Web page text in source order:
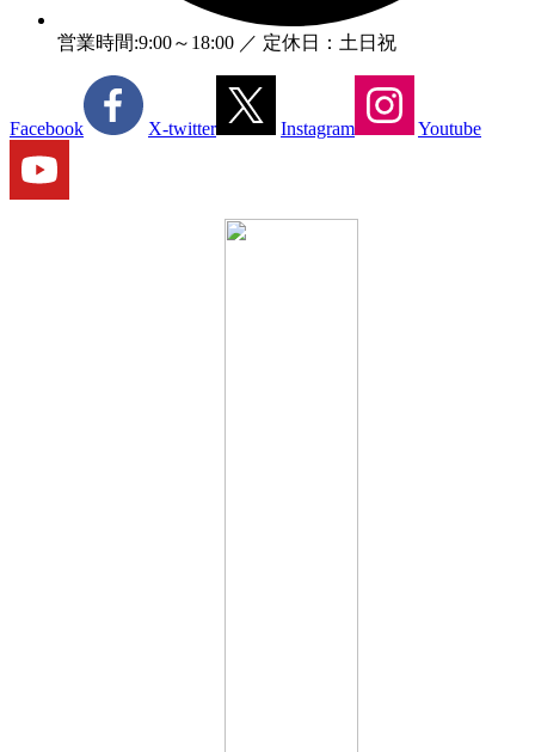
営業時間:9:00～18:00 ／ 定休日：土日祝
Facebook X-twitter Instagram Youtube